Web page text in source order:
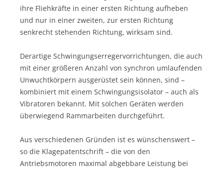
ihre Fliehkräfte in einer ersten Richtung aufheben
und nur in einer zweiten, zur ersten Richtung
senkrecht stehenden Richtung, wirksam sind.
Derartige Schwingungserregervorrichtungen, die auch
mit einer größeren Anzahl von synchron umlaufenden
Unwuchtkörpern ausgerüstet sein können, sind –
kombiniert mit einem Schwing­ungs­isolator – auch als
Vibratoren bekannt. Mit solchen Geräten werden
überwiegend Rammarbeiten durchgeführt.
Aus verschiedenen Gründen ist es wünschenswert –
so die Klage­patent­schrift – die von den
Antriebsmotoren maximal abgebbare Leis­tung bei